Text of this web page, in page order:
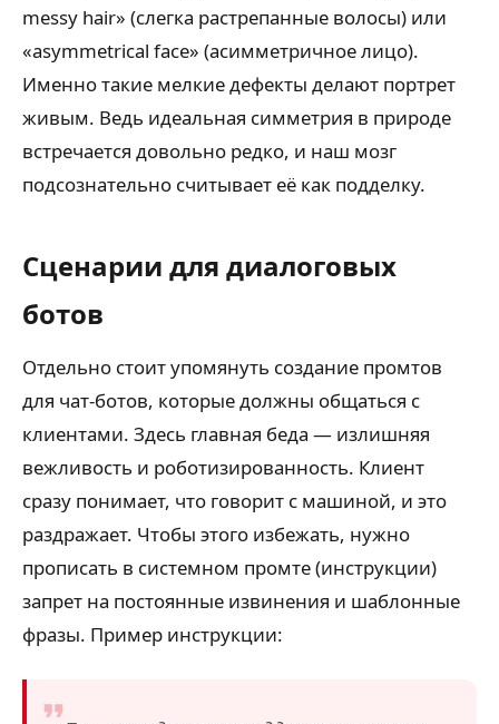
messy hair» (слегка растрепанные волосы) или
«asymmetrical face» (асимметричное лицо).
Именно такие мелкие дефекты делают портрет
живым. Ведь идеальная симметрия в природе
встречается довольно редко, и наш мозг
подсознательно считывает её как подделку.
Сценарии для диалоговых
ботов
Отдельно стоит упомянуть создание промтов
для чат-ботов, которые должны общаться с
клиентами. Здесь главная беда — излишняя
вежливость и роботизированность. Клиент
сразу понимает, что говорит с машиной, и это
раздражает. Чтобы этого избежать, нужно
прописать в системном промте (инструкции)
запрет на постоянные извинения и шаблонные
фразы. Пример инструкции: